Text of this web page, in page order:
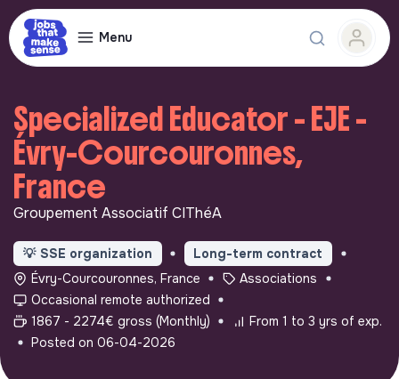
Menu
Specialized Educator - EJE -
Évry-Courcouronnes,
France
Groupement Associatif CIThéA
💡 SSE organization
Long-term contract
Évry-Courcouronnes, France
Associations
Occasional remote authorized
1867 - 2274€ gross (Monthly)
From 1 to 3 yrs of exp.
Posted on 06-04-2026